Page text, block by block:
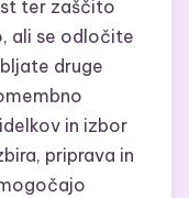
ter zaščito
ali se odločite
druge
in izbor
priprava in